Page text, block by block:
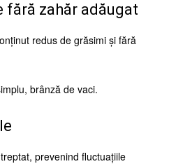
fără zahăr adăugat
redus de grăsimi și fără
brânză de vaci.
prevenind fluctuațiile